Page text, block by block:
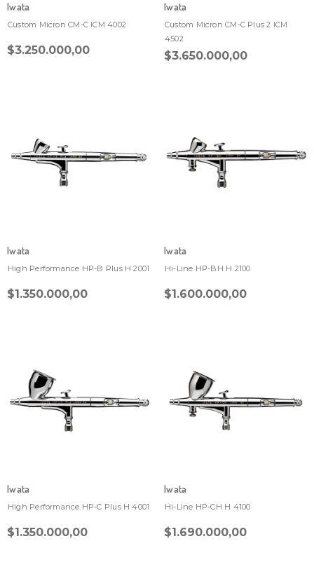
Iwata
Custom Micron CM-C ICM 4002
$3.250.000,00
Iwata
Custom Micron CM-C Plus 2 ICM
4502
$3.650.000,00
Iwata
High Performance HP-B Plus H 2001
$1.350.000,00
Iwata
Hi-Line HP-BH H 2100
$1.600.000,00
Iwata
High Performance HP-C Plus H 4001
$1.350.000,00
Iwata
Hi-Line HP-CH H 4100
$1.690.000,00